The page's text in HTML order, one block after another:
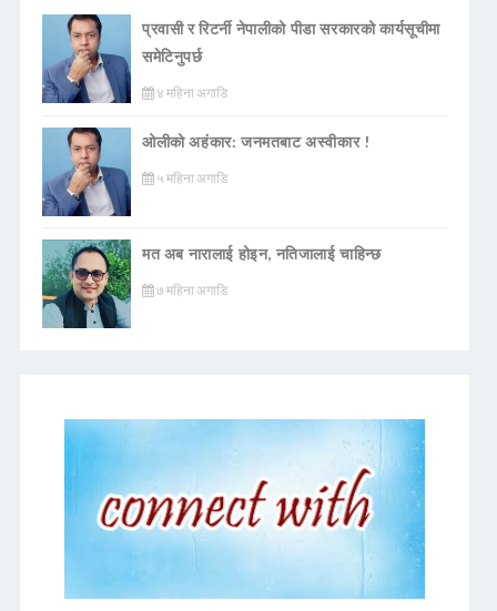
प्रवासी र रिटर्नी नेपालीको पीडा सरकारको कार्यसूचीमा
समेटिनुपर्छ
४ महिना अगाडि
ओलीको अहंकार: जनमतबाट अस्वीकार !
५ महिना अगाडि
मत अब नारालाई होइन, नतिजालाई चाहिन्छ
७ महिना अगाडि